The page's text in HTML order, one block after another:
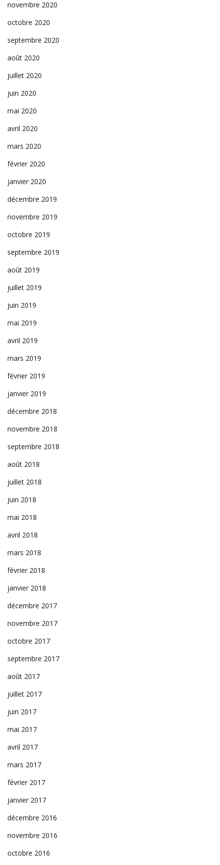
novembre 2020
octobre 2020
septembre 2020
août 2020
juillet 2020
juin 2020
mai 2020
avril 2020
mars 2020
février 2020
janvier 2020
décembre 2019
novembre 2019
octobre 2019
septembre 2019
août 2019
juillet 2019
juin 2019
mai 2019
avril 2019
mars 2019
février 2019
janvier 2019
décembre 2018
novembre 2018
septembre 2018
août 2018
juillet 2018
juin 2018
mai 2018
avril 2018
mars 2018
février 2018
janvier 2018
décembre 2017
novembre 2017
octobre 2017
septembre 2017
août 2017
juillet 2017
juin 2017
mai 2017
avril 2017
mars 2017
février 2017
janvier 2017
décembre 2016
novembre 2016
octobre 2016